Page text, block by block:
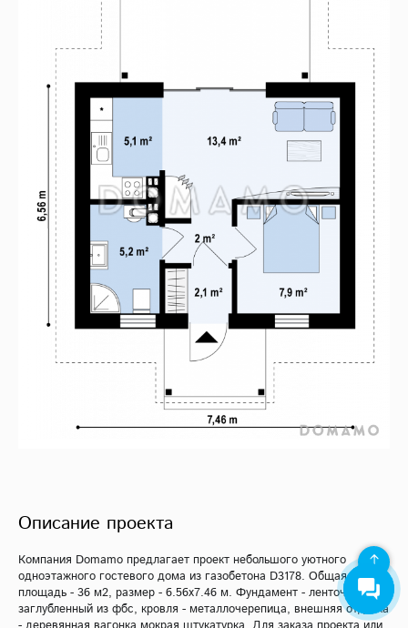
Описание проекта
Компания Domamo предлагает проект небольшого уютного
одноэтажного гостевого дома из газобетона D3178. Общая
площадь - 36 м2, размер - 6.56х7.46 м. Фундамент - ленточный
заглубленный из фбс, кровля - металлочерепица, внешняя отделка